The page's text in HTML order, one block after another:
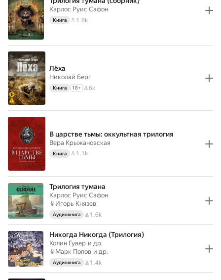
Карлос Руис Сафон
Книга 1.8k
Лёха
Николай Берг
Книга 18+ 6k
В царстве тьмы: оккультная трилогия
Вера Крыжановская
Книга 1.1k
Трилогия тумана
Карлос Руис Сафон
Игорь Князев
Аудиокнига 1.6k
Никогда Никогда (Трилогия)
Колин Гувер и др.
Марк Попов и др.
Аудиокнига 1.4k